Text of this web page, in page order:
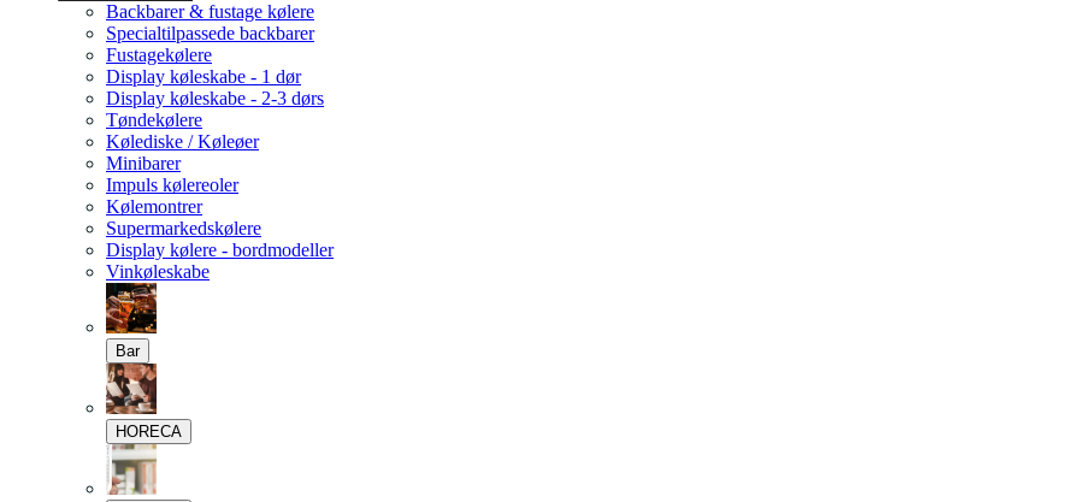
Backbarer & fustage kølere
Specialtilpassede backbarer
Fustagekølere
Display køleskabe - 1 dør
Display køleskabe - 2-3 dørs
Tøndekølere
Kølediske / Køleøer
Minibarer
Impuls kølereoler
Kølemontrer
Supermarkedskølere
Display kølere - bordmodeller
Vinkøleskabe
Bar
HORECA